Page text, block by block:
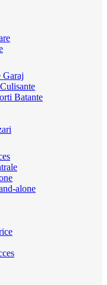
Garaj
Batante
alone